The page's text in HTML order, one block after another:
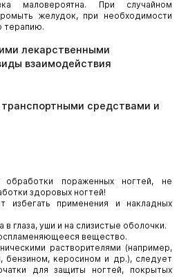
маловероятна. При случайном
желудок, при необходимости
терапию.
лекарственными
взаимодействия
средствами и
пораженных ногтей, не
здоровых ногтей!
избегать применения и накладных
глаза, уши и на слизистые оболочки.
вещество.
растворителями (например,
бензином, керосином и др.), следует
для защиты ногтей, покрытых